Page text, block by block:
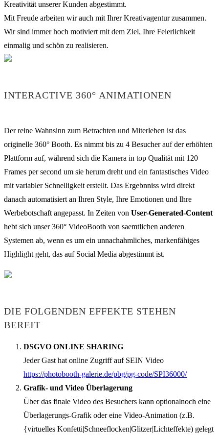
Kreativität unserer Kunden abgestimmt.
Mit Freude arbeiten wir auch mit Ihrer Kreativagentur zusammen.
Wir sind immer hoch motiviert mit dem Ziel, Ihre Feierlichkeit
einmalig und schön zu realisieren.
INTERACTIVE 360° ANIMATIONEN
Der reine Wahnsinn zum Betrachten und Miterleben ist das
originelle 360° Booth. Es nimmt bis zu 4 Besucher auf der erhöhten
Plattform auf, während sich die Kamera in top Qualität mit 120
Frames per second um sie herum dreht und ein fantastisches Video
mit variabler Schnelligkeit erstellt. Das Ergebnniss wird direkt
danach automatisiert an Ihren Style, Ihre Emotionen und Ihre
Werbebotschaft angepasst. In Zeiten von User-Generated-Content
hebt sich unser 360° VideoBooth von saemtlichen anderen
Systemen ab, wenn es um ein unnachahmliches, markenfähiges
Highlight geht, das auf Social Media abgestimmt ist.
DIE FOLGENDEN EFFEKTE STEHEN
BEREIT
DSGVO ONLINE SHARING
Jeder Gast hat online Zugriff auf SEIN Video
https://photobooth-galerie.de/pbg/pg-code/SPI36000/
Grafik- und Video Überlagerung
Über das finale Video des Besuchers kann optionalnoch eine
Überlagerungs-Grafik oder eine Video-Animation (z.B.
{virtuelles Konfetti|Schneeflocken|Glitzer|Lichteffekte) gelegt